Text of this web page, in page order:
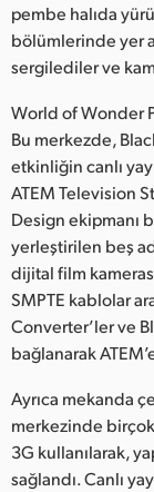
Poland
Singapore
South
Spain
Sweden
Chinese
UAE
Ukraine
pembe halıda
bölümlerinde yer
sergilediler ve
World of Wonder
Bu merkezde,
etkinliğin canlı
ATEM Television
Design ekipmanı
yerleştirilen beş
dijital film
SMPTE kablolar
Converter’ler ve
bağlanarak
Ayrıca mekanda
merkezinde
3G kullanılarak,
sağlandı. Canlı